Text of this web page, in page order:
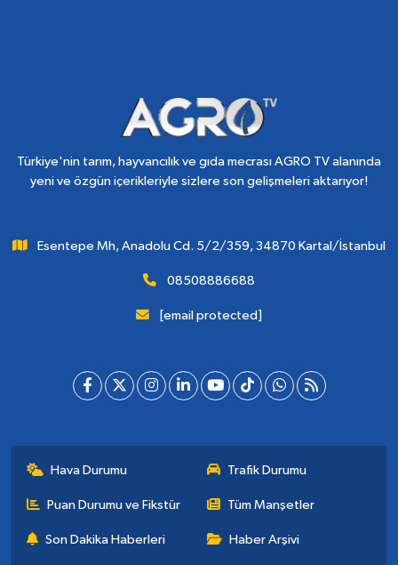
Türkiye'nin tarım, hayvancılık ve gıda mecrası AGRO TV alanında
yeni ve özgün içerikleriyle sizlere son gelişmeleri aktarıyor!
Esentepe Mh, Anadolu Cd. 5/2/359, 34870 Kartal/İstanbul
08508886688
[email protected]
Hava Durumu Trafik Durumu
Puan Durumu ve Fikstür Tüm Manşetler
Son Dakika Haberleri Haber Arşivi